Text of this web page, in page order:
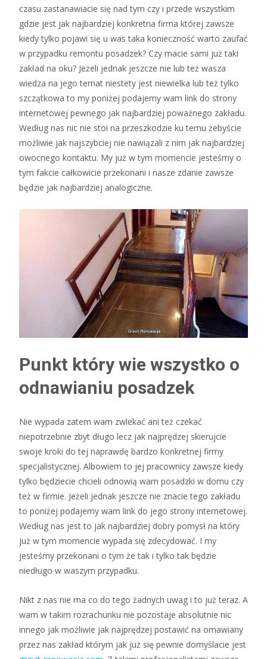
czasu zastanawiacie się nad tym czy i przede wszystkim
gdzie jest jak najbardziej konkretna firma której zawsze
kiedy tylko pojawi się u was taka konieczność warto zaufać
w przypadku remontu posadzek? Czy macie sami już taki
zakład na oku? Jeżeli jednak jeszcze nie lub też wasza
wiedza na jego temat niestety jest niewielka lub też tylko
szczątkowa to my poniżej podajemy wam link do strony
internetowej pewnego jak najbardziej poważnego zakładu.
Według nas nic nie stoi na przeszkodzie ku temu żebyście
możliwie jak najszybciej nie nawiązali z nim jak najbardziej
owocnego kontaktu. My już w tym momencie jesteśmy o
tym fakcie całkowicie przekonani i nasze zdanie zawsze
będzie jak najbardziej analogiczne.
Punkt który wie wszystko o
odnawianiu posadzek
Nie wypada zatem wam zwlekać ani też czekać
niepotrzebnie zbyt długo lecz jak najprędzej skierujcie
swoje kroki do tej naprawdę bardzo konkretnej firmy
specjalistycznej. Albowiem to jej pracownicy zawsze kiedy
tylko będziecie chcieli odnowią wam posadzki w domu czy
też w firmie. Jeżeli jednak jeszcze nie znacie tego zakładu
to poniżej podajemy wam link do jego strony internetowej.
Według nas jest to jak najbardziej dobry pomysł na który
już w tym momencie wypada się zdecydować. I my
jesteśmy przekonani o tym że tak i tylko tak będzie
niedługo w waszym przypadku.
Nikt z nas nie ma co do tego żadnych uwag i to już teraz. A
wam w takim rozrachunku nie pozostaje absolutnie nic
innego jak możliwie jak najprędzej postawić na omawiany
przez nas zakład którym jak już się pewnie domyślacie jest